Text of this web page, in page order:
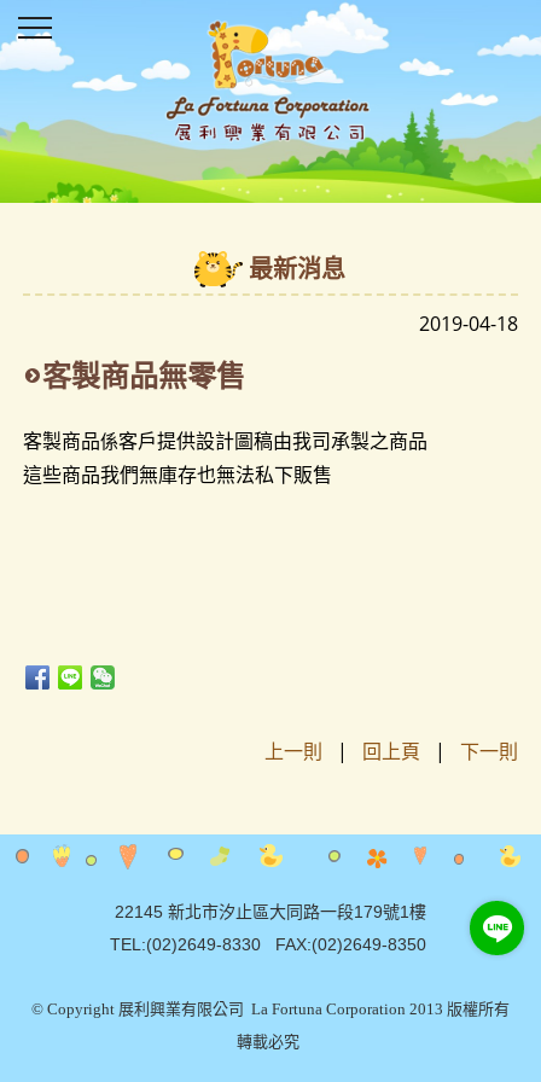
最新消息
2019-04-18
客製商品無零售
客製商品係客戶提供設計圖稿由我司承製之商品
這些商品我們無庫存也無法私下販售
上一則 | 回上頁 |下一則
22145 新北市汐止區大同路一段179號1樓
TEL:(02)2649-8330 FAX:(02)2649-8350
© Copyright 展利興業有限公司 La Fortuna Corporation 2013 版權所有
轉載必究